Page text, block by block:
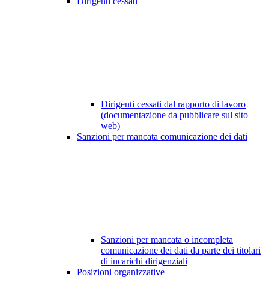
Dirigenti cessati dal rapporto di lavoro
(documentazione da pubblicare sul sito
web)
Sanzioni per mancata comunicazione dei dati
Sanzioni per mancata o incompleta
comunicazione dei dati da parte dei titolari
di incarichi dirigenziali
Posizioni organizzative